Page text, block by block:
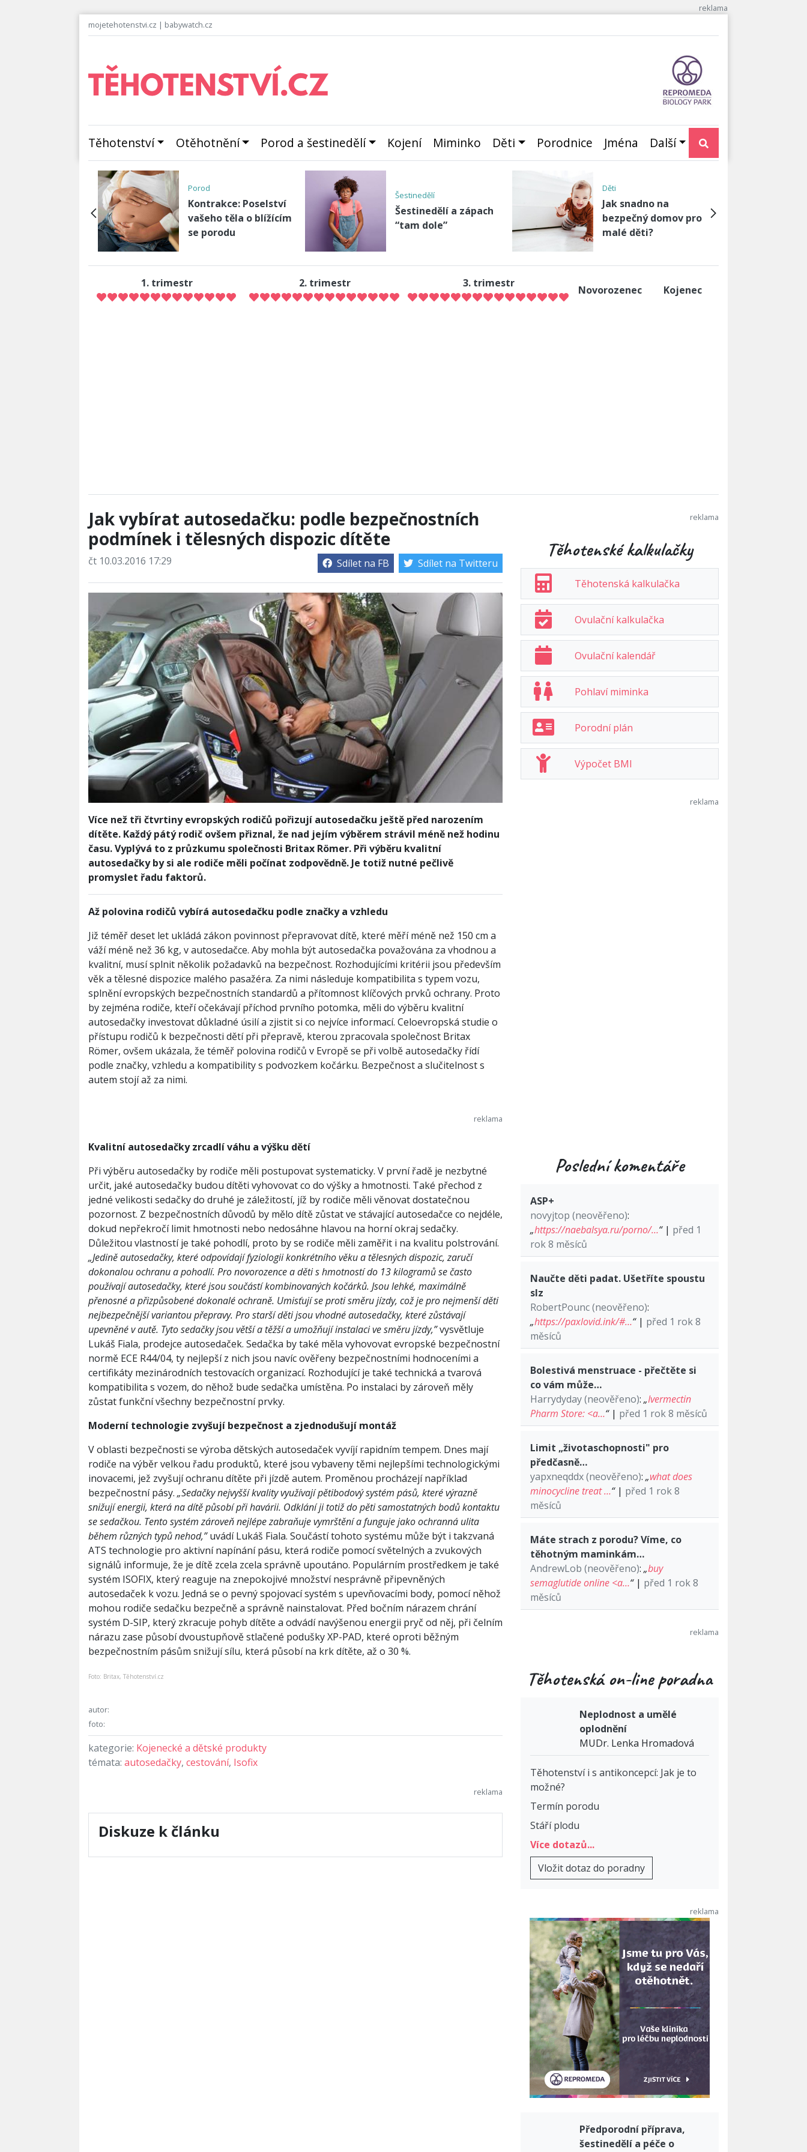
mojetehotenstvi.cz | babywatch.cz
Těhotenství Otěhotnění Porod a šestinedělí Kojení Miminko Děti Porodnice Jména Další
Porod
Kontrakce: Poselství
vašeho těla o blížícím
se porodu
Šestinedělí
Šestinedělí a zápach
“tam dole”
Děti
Jak snadno na
bezpečný domov pro
malé děti?
1. trimestr 2. trimestr 3. trimestr
Novorozenec Kojenec
Jak vybírat autosedačku: podle bezpečnostních
podmínek i tělesných dispozic dítěte
čt 10.03.2016 17:29 Sdílet na FB Sdílet na Twitteru
Více než tři čtvrtiny evropských rodičů pořizují autosedačku ještě před narozením
dítěte. Každý pátý rodič ovšem přiznal, že nad jejím výběrem strávil méně než hodinu
času. Vyplývá to z průzkumu společnosti Britax Römer. Při výběru kvalitní
autosedačky by si ale rodiče měli počínat zodpovědně. Je totiž nutné pečlivě
promyslet řadu faktorů.
Až polovina rodičů vybírá autosedačku podle značky a vzhledu
Již téměř deset let ukládá zákon povinnost přepravovat dítě, které měří méně než 150 cm a
váží méně než 36 kg, v autosedačce. Aby mohla být autosedačka považována za vhodnou a
kvalitní, musí splnit několik požadavků na bezpečnost. Rozhodujícími kritérii jsou především
věk a tělesné dispozice malého pasažéra. Za nimi následuje kompatibilita s typem vozu,
splnění evropských bezpečnostních standardů a přítomnost klíčových prvků ochrany. Proto
by zejména rodiče, kteří očekávají příchod prvního potomka, měli do výběru kvalitní
autosedačky investovat důkladné úsilí a zjistit si co nejvíce informací. Celoevropská studie o
přístupu rodičů k bezpečnosti dětí při přepravě, kterou zpracovala společnost Britax
Römer, ovšem ukázala, že téměř polovina rodičů v Evropě se při volbě autosedačky řídí
podle značky, vzhledu a kompatibility s podvozkem kočárku. Bezpečnost a slučitelnost s
autem stojí až za nimi.
Kvalitní autosedačky zrcadlíváhu a výšku dětí
Při výběru autosedačky by rodiče měli postupovat systematicky. V první řadě je nezbytné
určit, jaké autosedačky budou dítěti vyhovovat co do výšky a hmotnosti. Také přechod z
jedné velikosti sedačky do druhé je záležitostí, jíž by rodiče měli věnovat dostatečnou
pozornost. Z bezpečnostních důvodů by mělo dítě zůstat ve stávající autosedačce co nejdéle,
dokud nepřekročí limit hmotnosti nebo nedosáhne hlavou na horní okraj sedačky.
Důležitou vlastností je také pohodlí, proto by se rodiče měli zaměřit i na kvalitu polstrování.
„Jedině autosedačky, které odpovídají fyziologii konkrétního věku a tělesných dispozic, zaručí
dokonalou ochranu a pohodlí. Pro novorozence a děti s hmotností do 13 kilogramůse často
používají autosedačky, které jsou součástí kombinovaných kočárků. Jsou lehké, maximálně
přenosné a přizpůsobené dokonalé ochraně. Umisťují se proti směru jízdy, což je pro nejmenší děti
nejbezpečnějšívariantou přepravy. Pro staršíděti jsou vhodnéautosedačky, kterézůstávají
upevněnév autě. Tyto sedačky jsou většía těžšía umožňujíinstalaci ve směru jízdy,”vysvětluje
Lukáš Fiala, prodejce autosedaček. Sedačka by také měla vyhovovat evropské bezpečnostní
normě ECE R44/04, ty nejlepší z nich jsou navíc ověřeny bezpečnostními hodnoceními a
certifikáty mezinárodních testovacích organizací. Rozhodující je také technická a tvarová
kompatibilita s vozem, do něhož bude sedačka umístěna. Po instalaci by zároveň měly
zůstat funkční všechny bezpečnostní prvky.
Moderní technologie zvyšují bezpečnost a zjednodušují montáž
V oblasti bezpečnosti se výroba dětských autosedaček vyvíjí rapidním tempem. Dnes mají
rodiče na výběr velkou řadu produktů, které jsou vybaveny těmi nejlepšími technologickými
inovacemi, jež zvyšují ochranu dítěte při jízdě autem. Proměnou procházejí například
bezpečnostní pásy. „Sedačky nejvyššíkvality využívajípětibodovýsystém pásů, kterévýrazně
snižujíenergii, kterána dítěpůsobípři havárii. Odkláníji totiždo pěti samostatných bodůkontaktu
se sedačkou. Tento systém zároveňnejlépe zabraňuje vymrštěnía funguje jako ochranná ulita
během různých typůnehod,”uvádí Lukáš Fiala. Součástí tohoto systému může být i takzvaná
ATS technologie pro aktivní napínání pásu, která rodiče pomocí světelných a zvukových
signálů informuje, že je dítě zcela zcela správně upoutáno. Populárním prostředkem je také
systém ISOFIX, který reaguje na znepokojivé množství nesprávně připevněných
autosedaček k vozu. Jedná se o pevný spojovací systém s upevňovacími body, pomocí něhož
mohou rodiče sedačku bezpečně a správně nainstalovat. Před bočním nárazem chrání
systém D-SIP, který zkracuje pohyb dítěte a odvádí navýšenou energii pryč od něj, při čelním
nárazu zase působí dvoustupňově stlačené podušky XP-PAD, které oproti běžným
bezpečnostním pásům snižují sílu, která působí na krk dítěte, až o 30 %.
Foto: Britax, Těhotenství.cz
autor:
foto:
kategorie: Kojenecké a dětské produkty
témata: autosedačky, cestování, Isofix
Diskuze k článku
Těhotenské kalkulačky
Těhotenská kalkulačka
Ovulační kalkulačka
Ovulační kalendář
Pohlaví miminka
Porodní plán
Výpočet BMI
Poslední komentáře
ASP+
novyjtop (neověřeno):
„https://naebalsya.ru/porno/…“| před 1
rok 8 měsíců
Naučte děti padat. Ušetříte spoustu
slz
RobertPounc (neověřeno):
„https://paxlovid.ink/#…“| před 1 rok 8
měsíců
Bolestivá menstruace - přečtěte si
co vám může…
Harrydyday (neověřeno): „Ivermectin
Pharm Store: <a…“| před 1 rok 8 měsíců
Limit „životaschopnosti" pro
předčasně…
yapxneqddx (neověřeno): „what does
minocycline treat …“| před 1 rok 8
měsíců
Máte strach z porodu? Víme, co
těhotným maminkám…
AndrewLob (neověřeno): „buy
semaglutide online <a…“| před 1 rok 8
měsíců
Těhotenská on-line poradna
Neplodnost a umělé
oplodnění
MUDr. Lenka Hromadová
Těhotenství i s antikoncepcí: Jak je to
možné?
Termín porodu
Stáří plodu
Více dotazů...
Vložit dotaz do poradny
Předporodní příprava,
šestinedělí a péče o